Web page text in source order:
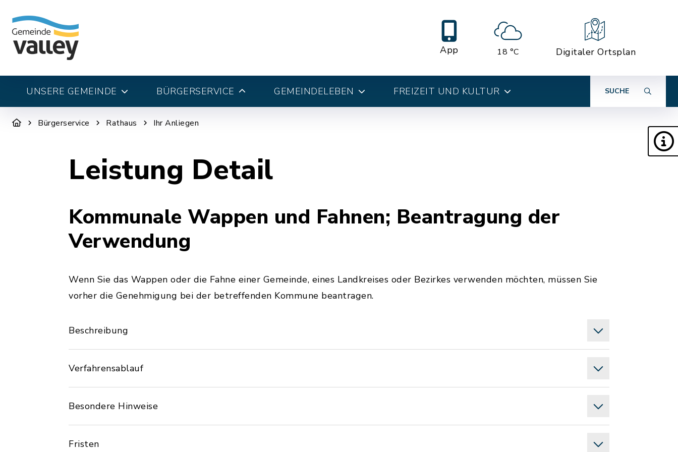
App 18 °C Digitaler Ortsplan
UNSERE GEMEINDE BÜRGERSERVICE GEMEINDELEBEN FREIZEIT UND KULTUR SUCHE
Bürgerservice Rathaus Ihr Anliegen
Leistung Detail
Kommunale Wappen und Fahnen; Beantragung der
Verwendung
Wenn Sie das Wappen oder die Fahne einer Gemeinde, eines Landkreises oder Bezirkes verwenden möchten, müssen Sie
vorher die Genehmigung bei der betreffenden Kommune beantragen.
Beschreibung
Verfahrensablauf
Besondere Hinweise
Fristen